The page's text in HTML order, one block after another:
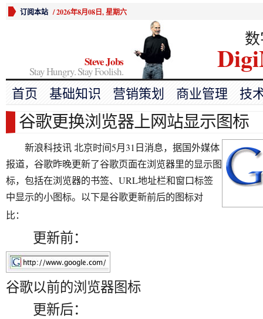
订阅本站 /2026年8月08日, 星期六
Steve Jobs
Stay Hungry. Stay Foolish.
首页 基础知识 营销策划 商业管理 技
谷歌更换浏览器上网站显示图标
新浪科技讯 北京时间5月31日消息，据国外媒体
报道，谷歌昨晚更新了谷歌页面在浏览器里的显示图
标，包括在浏览器的书签、URL地址栏和窗口标签
中显示的小图标。以下是谷歌更新前后的图标对
比：
更新前：
谷歌以前的浏览器图标
更新后：